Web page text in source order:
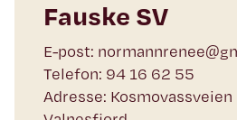
Fauske SV
E-post:
Telefon: 94 16 62 55
Adresse: